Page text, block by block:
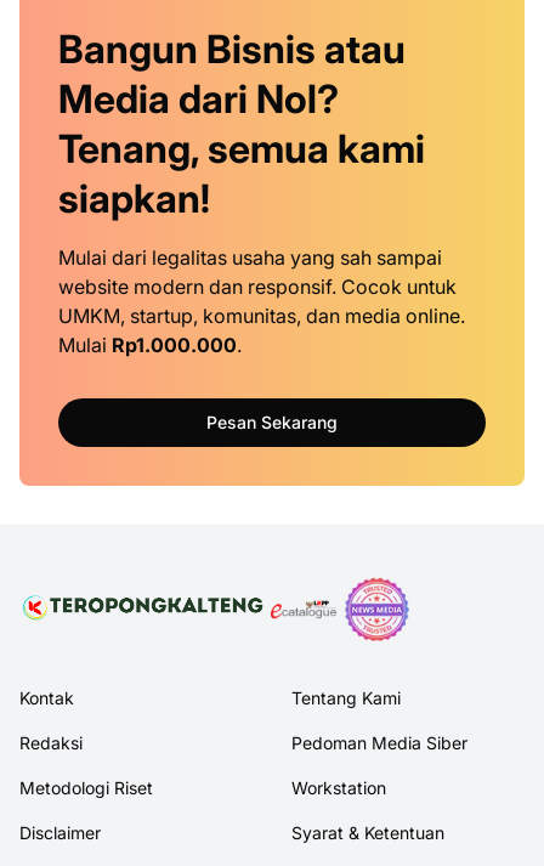
Bangun Bisnis atau
Media dari Nol?
Tenang, semua kami
siapkan!
Mulai dari legalitas usaha yang sah sampai
website modern dan responsif. Cocok untuk
UMKM, startup, komunitas, dan media online.
Mulai Rp1.000.000.
Pesan Sekarang
Kontak Tentang Kami
Redaksi Pedoman Media Siber
Metodologi Riset Workstation
Disclaimer Syarat & Ketentuan